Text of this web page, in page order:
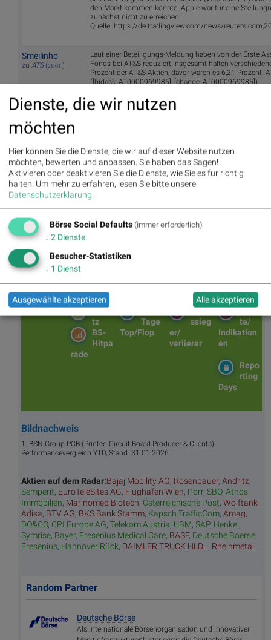
den Markt kommen könnte. Apple war für eine
zunächst nicht zu erreichen.
Quelle: https://de.tradingview.com/news/
Smeilinho
zu ATS(28.01. )
Laut einer Beteiligungs-Meldung haben von der Erste
Fonds bei AT&S reduziert.Insgesamt halten
Prozent der AT&S-Aktien, davor waren es 6,21 Prozent.
([bidask_AT0000969985], [change_AT0000969985])
Christian Drastil: Wiener Börse Plausch
Wiener Börse Party #1216: ATX schwächer, Bajaj
Mobility weiter stark, neue indische Freunde und Rajiv
Bajaj mein Man of the Day
BSNgine
Stunde
Märk
te/
Indikation
en
Tage
ssieg
er/
verlierer
Tage
Top/Flop
Umsa
tz
BS-
Hitpa
rade
Repo
rting
Days
Bildnachweis
1. BSN Group PCB (Printed Circuit Board Producer & Clients)
Performancevergleich YTD, Stand: 31.01.2026
Aktien auf dem Radar:Bajaj Mobility AG, Rosenbauer, Andritz,
Semperit, EuroTeleSites AG, Flughafen Wien, Porr, SBO, Athos
Immobilien, Marinomed Biotech, Österreichische Post, Wolftank-
Adisa, BTV AG, BKS Bank Stamm, Kapsch TrafficCom, Amag,
DO&CO, CPI Europe AG, Telekom Austria, UBM, SAP, Henkel,
Symrise, Bayer, Fresenius Medical Care, BASF, Deutsche Boerse,
Fresenius, Hannover Rück, DAIMLER TRUCK HLD..., Rheinmetall.
Random Partner
Deutsche Börse
Als internationale Börsenorganisation und innovativer
Dienste, die wir nutzen
möchten
Hier können Sie die Dienste, die wir auf dieser Website nutzen
möchten, bewerten und anpassen. Sie haben das Sagen!
Aktivieren oder deaktivieren Sie die Dienste, wie Sie es für richtig
halten. Um mehr zu erfahren, lesen Sie bitte unsere
Datenschutzerklärung.
Börse Social Defaults (immer erforderlich)
↓ 2 Dienste
Besucher-Statistiken
↓ 1 Dienst
Ausgewählte akzeptieren Alle akzeptieren